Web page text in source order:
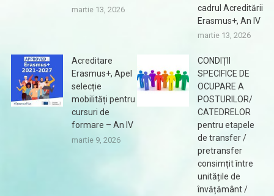
martie 13, 2026
cadrul Acreditării
Erasmus+, An IV
martie 13, 2026
Acreditare
Erasmus+, Apel
selecție
mobilități pentru
cursuri de
formare – An IV
martie 9, 2026
CONDIȚII
SPECIFICE DE
OCUPARE A
POSTURILOR/
CATEDRELOR
pentru etapele
de transfer /
pretransfer
consimțit între
unitățile de
învățământ /